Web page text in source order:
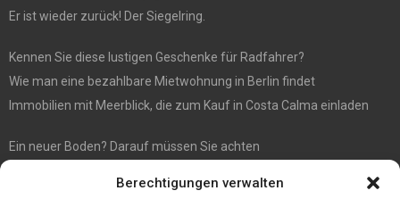
Berechtigungen verwalten
Er ist wieder zurück! Der Siegelring.
Kennen Sie diese lustigen Geschenke für Radfahrer?
Wie man eine bezahlbare Mietwohnung in Berlin findet
Immobilien mit Meerblick, die zum Kauf in Costa Calma einladen
Ein neuer Boden? Darauf müssen Sie achten